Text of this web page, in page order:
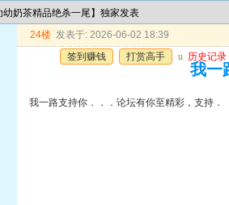
奶茶精品绝杀一尾】独家发表
24楼 发表于: 2026-06-02 18:39
签到赚钱
打赏高手 u 历史记录
我一
我一路支持你．．．论坛有你至精彩，支持．